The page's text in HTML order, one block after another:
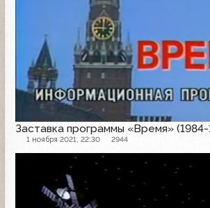
Заставка программы «Время» (1984-
1 ноября 2021, 22:30 2944
Заставка программы